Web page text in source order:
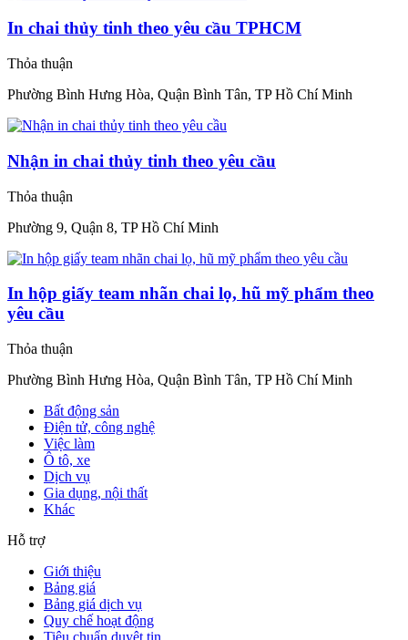
In chai thủy tinh theo yêu cầu TPHCM
Thỏa thuận
Phường Bình Hưng Hòa, Quận Bình Tân, TP Hồ Chí Minh
Nhận in chai thủy tinh theo yêu cầu
Thỏa thuận
Phường 9, Quận 8, TP Hồ Chí Minh
In hộp giấy team nhãn chai lọ, hũ mỹ phẩm theo
yêu cầu
Thỏa thuận
Phường Bình Hưng Hòa, Quận Bình Tân, TP Hồ Chí Minh
Bất động sản
Điện tử, công nghệ
Việc làm
Ô tô, xe
Dịch vụ
Gia dụng, nội thất
Khác
Hỗ trợ
Giới thiệu
Bảng giá
Bảng giá dịch vụ
Quy chế hoạt động
Tiêu chuẩn duyệt tin